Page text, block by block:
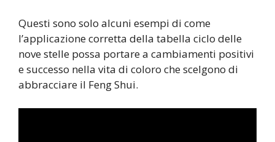
Questi sono solo alcuni esempi di come
l’applicazione corretta della tabella ciclo delle
nove stelle possa portare a cambiamenti positivi
e successo nella vita di coloro che scelgono di
abbracciare il Feng Shui.